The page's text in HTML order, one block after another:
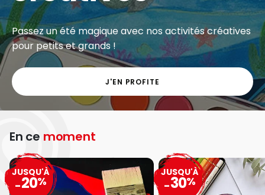
Passez un été magique avec nos activités créatives
pour petits et grands !
J'EN PROFITE
En ce moment
JUSQU'À
-20%
JUSQU'À
-30%